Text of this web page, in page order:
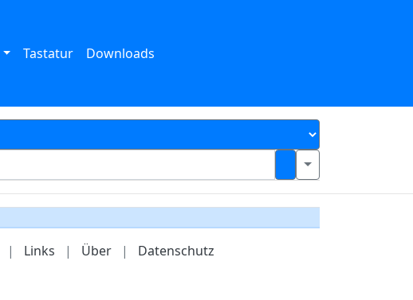
Tastatur Downloads
| Links | Über | Datenschutz